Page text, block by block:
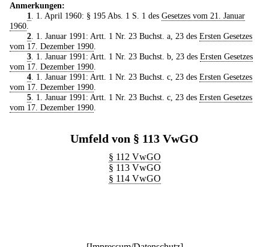
Anmerkungen:
1
. 1. April 1960: § 195 Abs. 1 S. 1 des Gesetzes vom 21. Januar
1960
2. 1. Januar 1991: Artt. 1 Nr. 23 Buchst. a, 23 des Ersten Gesetzes
vom 17. Dezember 1990
3. 1. Januar 1991: Artt. 1 Nr. 23 Buchst. b, 23 des Ersten Gesetzes
vom 17. Dezember 1990
4. 1. Januar 1991: Artt. 1 Nr. 23 Buchst. c, 23 des Ersten Gesetzes
vom 17. Dezember 1990
5. 1. Januar 1991: Artt. 1 Nr. 23 Buchst. c, 23 des Ersten Gesetzes
vom 17. Dezember 1990
Umfeld von § 113 VwGO
§ 112 VwGO
§ 113 VwGO
§ 114 VwGO